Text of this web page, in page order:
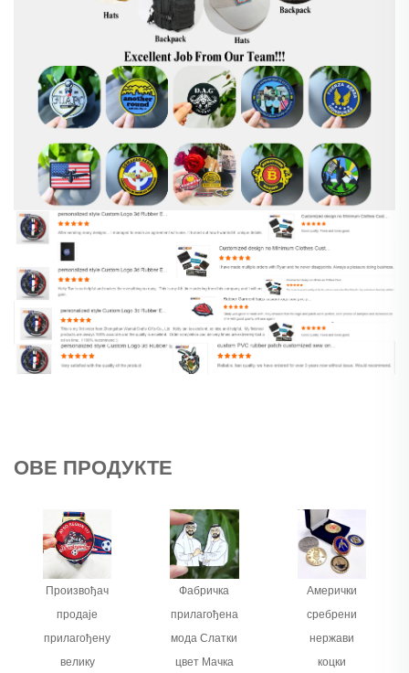
ОВЕ ПРОДУКТЕ
Произвођач
продаје
прилагођену
велику
Фабричка
прилагођена
мода Слатки
цвет Мачка
Амерички
сребрени
нержави
коцки